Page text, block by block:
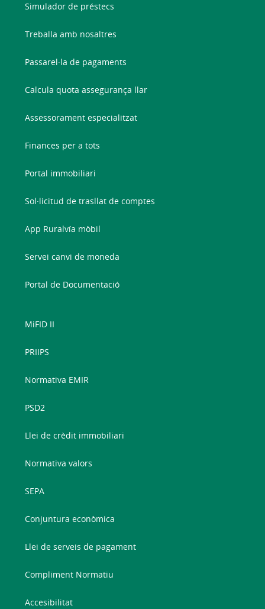
Simulador de préstecs
Treballa amb nosaltres
Passarel·la de pagaments
Calcula quota assegurança llar
Assessorament especialitzat
Finances per a tots
Portal immobiliari
Sol·licitud de trasllat de comptes
App Ruralvía mòbil
Servei canvi de moneda
Portal de Documentació
MiFID II
PRIIPS
Normativa EMIR
PSD2
Llei de crèdit immobiliari
Normativa valors
SEPA
Conjuntura econòmica
Llei de serveis de pagament
Compliment Normatiu
Accesibilitat